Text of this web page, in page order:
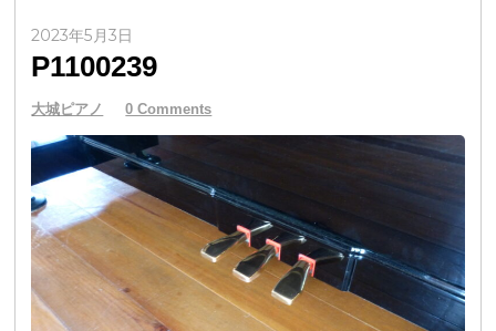
2023年5月3日
P1100239
大城ピアノ 0 Comments